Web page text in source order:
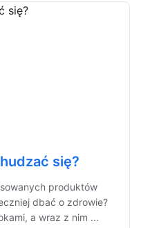
się?
produktów
dbać o zdrowie?
a wraz z nim ...